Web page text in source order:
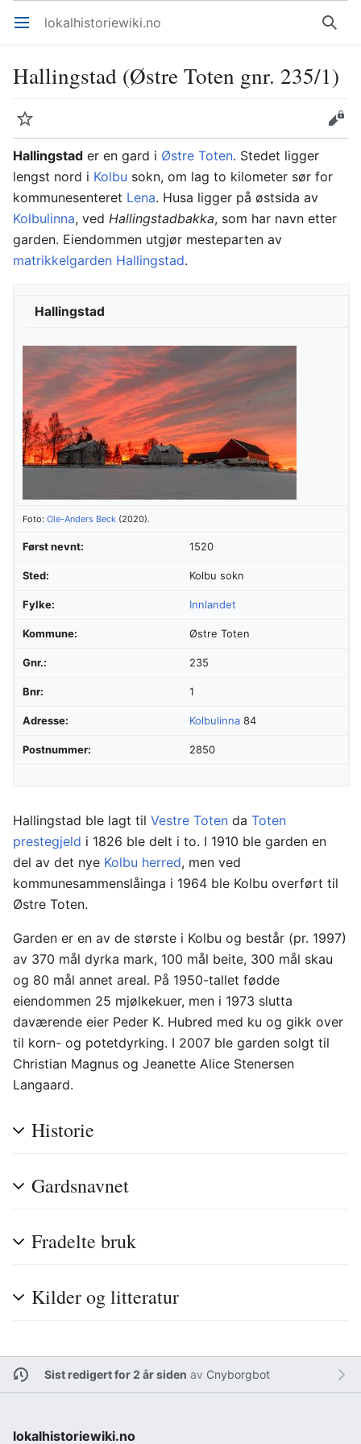
Åpne hovedmenyen lokalhistoriewiki.no Søk
Hallingstad (Østre Toten gnr. 235/1)
Overvåk
Rediger
Hallingstad er en gard i Østre Toten. Stedet ligger
lengst nord i Kolbu sokn, om lag to kilometer sør for
kommunesenteret Lena. Husa ligger på østsida av
Kolbulinna, ved Hallingstadbakka, som har navn etter
garden. Eiendommen utgjør mesteparten av
matrikkelgarden Hallingstad.
Hallingstad
Foto: Ole-Anders Beck (2020).
Først nevnt: 1520
Sted: Kolbu sokn
Fylke: Innlandet
Kommune: Østre Toten
Gnr.: 235
Bnr: 1
Adresse: Kolbulinna 84
Postnummer: 2850
Hallingstad ble lagt til Vestre Toten da Toten
prestegjeld i 1826 ble delt i to. I 1910 ble garden en
del av det nye Kolbu herred, men ved
kommunesammenslåinga i 1964 ble Kolbu overført til
Østre Toten.
Garden er en av de største i Kolbu og består (pr. 1997)
av 370 mål dyrka mark, 100 mål beite, 300 mål skau
og 80 mål annet areal. På 1950-tallet fødde
eiendommen 25 mjølkekuer, men i 1973 slutta
daværende eier Peder K. Hubred med ku og gikk over
til korn- og potetdyrking. I 2007 ble garden solgt til
Christian Magnus og Jeanette Alice Stenersen
Langaard.
Historie
Gardsnavnet
Fradelte bruk
Kilder og litteratur
Sist redigert for 2 år siden av Cnyborgbot
lokalhistoriewiki.no